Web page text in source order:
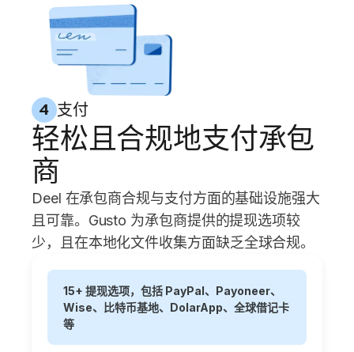
4 支付
轻松且合规地支付承包
商
Deel 在承包商合规与支付方面的基础设施强大
且可靠。Gusto 为承包商提供的提现选项较
少，且在本地化文件收集方面缺乏全球合规。
15+ 提现选项，包括 PayPal、Payoneer、
Wise、比特币基地、DolarApp、全球借记卡
等